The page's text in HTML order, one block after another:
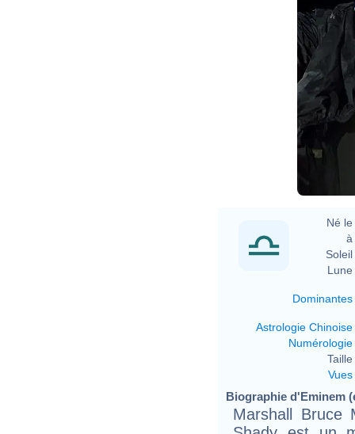
Né le
à
Soleil
Lune
Dominantes
Astrologie Chinoise
Numérologie
Taille
Vues
Biographie d'Eminem
Marshall Bruce